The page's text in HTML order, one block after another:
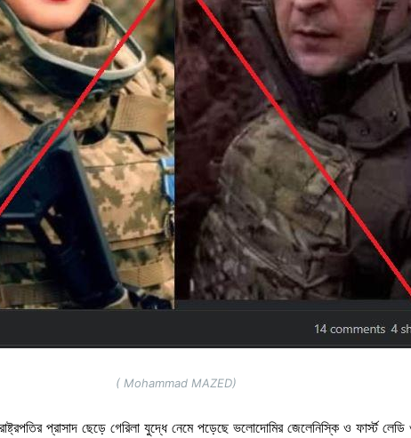
( Mohammad MAZED)
প্রাসাদ ছেড়ে গেরিলা যুদ্ধে নেমে পড়েছে ভলোদোমির জেলেনিস্কি ও ফার্স্ট